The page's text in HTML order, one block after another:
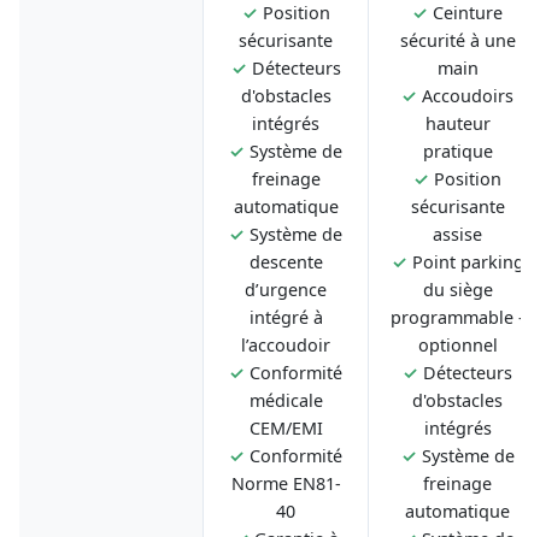
✓ Position
sécurisante
✓ Détecteurs
d'obstacles
intégrés
✓ Système de
freinage
automatique
✓ Système de
descente
d’urgence
intégré à
l’accoudoir
✓ Conformité
médicale
CEM/EMI
✓ Conformité
Norme EN81-
40
✓ Ceinture
sécurité à une
main
✓ Accoudoirs
hauteur
pratique
✓ Position
sécurisante
assise
✓ Point parking
du siège
programmable -
optionnel
✓ Détecteurs
d'obstacles
intégrés
✓ Système de
freinage
automatique